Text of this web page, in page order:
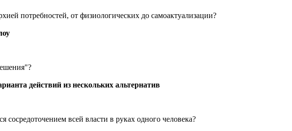
потребностей, от физиологических до самоактуализации?
действий из нескольких альтернатив
сосредоточением всей власти в руках одного человека?